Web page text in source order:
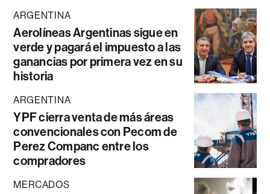
ARGENTINA
Aerolíneas Argentinas sigue en
verde y pagará el impuesto a las
ganancias por primera vez en su
historia
ARGENTINA
YPF cierra venta de más áreas
convencionales con Pecom de
Perez Companc entre los
compradores
MERCADOS